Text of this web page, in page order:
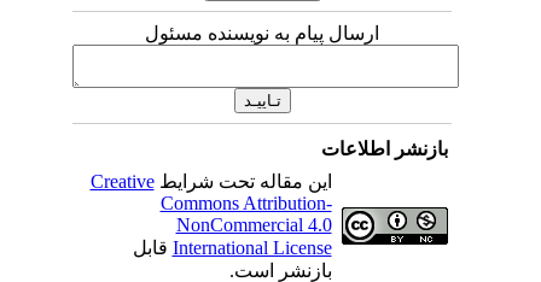
ارسال پیام به نویسنده مسئول
بازنشر اطلاعات
این مقاله تحت شرایط Creative
Commons Attribution-
NonCommercial 4.0
International Licenseقابل
بازنشر است.